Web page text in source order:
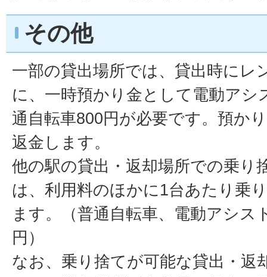
その他
一部の貸出場所では、貸出時にレ
に、一時預かり金として電動アシ
通自転車800円が必要です。預か
返金します。
他の駅の貸出・返却場所での乗り
は、利用料のほかに1台あたり乗
ます。（普通自転車、電動アシス
円）
なお、乗り捨てが可能な貸出・返